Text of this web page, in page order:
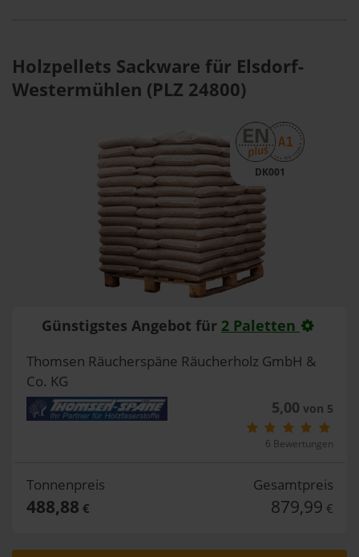
Holzpellets Sackware für Elsdorf-
Westermühlen (PLZ 24800)
DK001
Günstigstes Angebot für 2 Paletten
Thomsen Räucherspäne Räucherholz GmbH &
Co. KG
5,00 von 5
6 Bewertungen
Tonnenpreis
488,88 €
Gesamtpreis
879,99 €